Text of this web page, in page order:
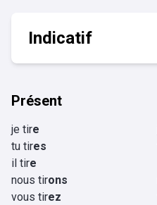
Indicatif
Présent
je tire
tu tires
il tire
nous tirons
vous tirez